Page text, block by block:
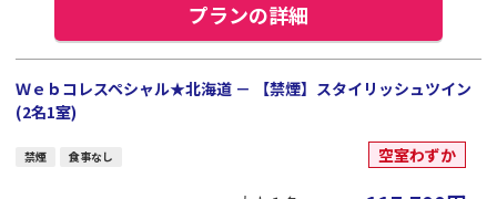
プランの詳細
Ｗｅｂコレスペシャル★北海道 － 【禁煙】スタイリッシュツイン
(2名1室)
禁煙 食事なし 空室わずか